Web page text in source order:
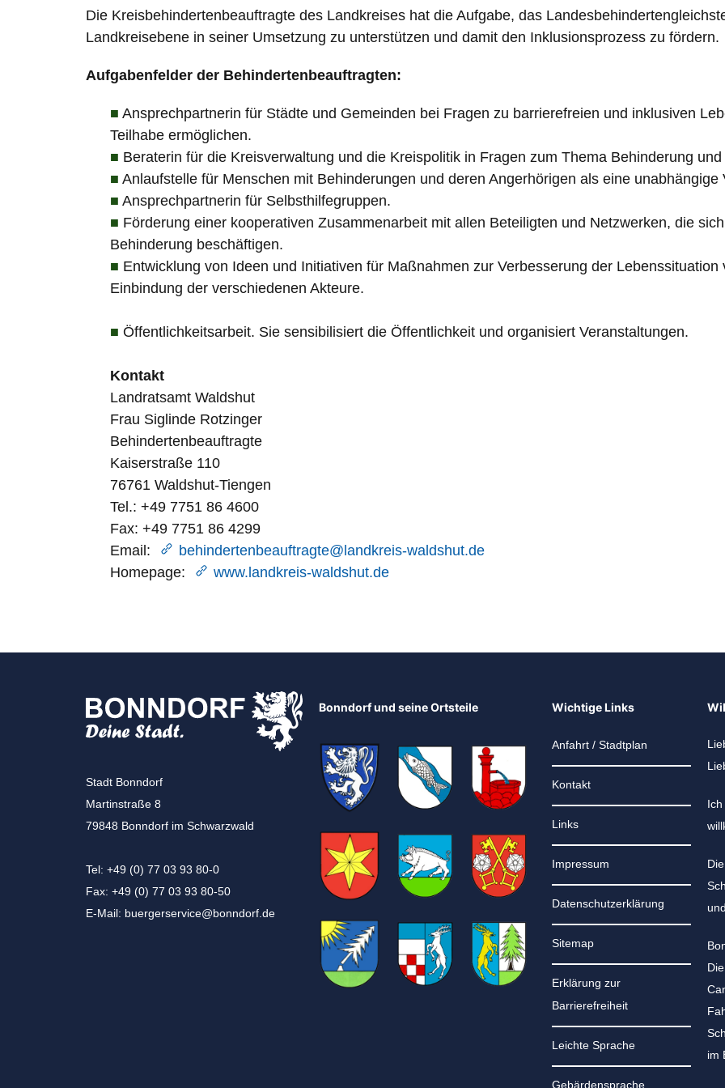
Die Kreisbehindertenbeauftragte des Landkreises hat die Aufgabe, das
Landkreisebene in seiner Umsetzung zu unterstützen und damit den Inklusionsprozess zu fördern.
Aufgabenfelder der Behindertenbeauftragten:
Ansprechpartnerin für Städte und Gemeinden bei Fragen zu barrierefreien und inklusiven
Teilhabe ermöglichen.
Beraterin für die Kreisverwaltung und die Kreispolitik in Fragen zum Thema Behinderung
Anlaufstelle für Menschen mit Behinderungen und deren Angerhörigen als eine unabhängige
Ansprechpartnerin für Selbsthilfegruppen.
Förderung einer kooperativen Zusammenarbeit mit allen Beteiligten und Netzwerken, die
Behinderung beschäftigen.
Entwicklung von Ideen und Initiativen für Maßnahmen zur Verbesserung der
Einbindung der verschiedenen Akteure.
Öffentlichkeitsarbeit. Sie sensibilisiert die Öffentlichkeit und organisiert Veranstaltungen.
Kontakt
Landratsamt Waldshut
Frau Siglinde Rotzinger
Behindertenbeauftragte
Kaiserstraße 110
76761 Waldshut-Tiengen
Tel.: +49 7751 86 4600
Fax: +49 7751 86 4299
Email:
behindertenbeauftragte@landkreis-waldshut.de
Homepage:
www.landkreis-waldshut.de
Stadt Bonndorf
Martinstraße 8
79848 Bonndorf im Schwarzwald
Tel: +49 (0) 77 03 93 80-0
Fax: +49 (0) 77 03 93 80-50
E-Mail: buergerservice@bonndorf.de
Bonndorf und seine Ortsteile Wichtige Links
Anfahrt / Stadtplan
Kontakt
Links
Impressum
Datenschutzerklärung
Sitemap
Erklärung zur
Barrierefreiheit
Leichte Sprache
Gebärdensprache
im